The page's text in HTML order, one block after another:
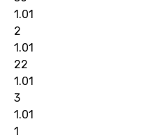
1.01
2
1.01
22
1.01
3
1.01
1